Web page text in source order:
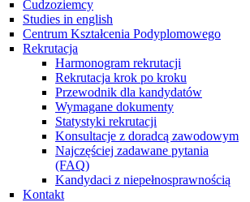
Cudzoziemcy
Studies in english
Centrum Kształcenia Podyplomowego
Rekrutacja
Harmonogram rekrutacji
Rekrutacja krok po kroku
Przewodnik dla kandydatów
Wymagane dokumenty
Statystyki rekrutacji
Konsultacje z doradcą zawodowym
Najczęściej zadawane pytania
(FAQ)
Kandydaci z niepełnosprawnością
Kontakt